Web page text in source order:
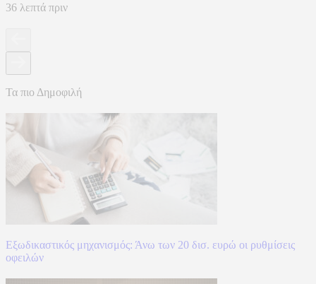
36 λεπτά πριν
Τα πιο Δημοφιλή
Εξωδικαστικός μηχανισμός: Άνω των 20 δισ. ευρώ οι ρυθμίσεις
οφειλών